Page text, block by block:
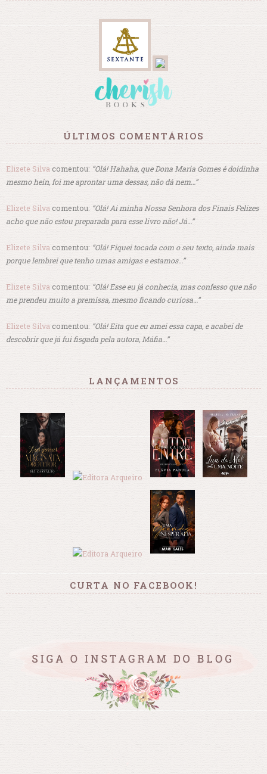
ÚLTIMOS COMENTÁRIOS
Elizete Silva comentou: “Olá! Hahaha, que Dona Maria Gomes é doidinha
mesmo hein, foi me aprontar uma dessas, não dá nem…”
Elizete Silva comentou: “Olá! Ai minha Nossa Senhora dos Finais Felizes
acho que não estou preparada para esse livro não! Já…”
Elizete Silva comentou: “Olá! Fiquei tocada com o seu texto, ainda mais
porque lembrei que tenho umas amigas e estamos…”
Elizete Silva comentou: “Olá! Esse eu já conhecia, mas confesso que não
me prendeu muito a premissa, mesmo ficando curiosa…”
Elizete Silva comentou: “Olá! Eita que eu amei essa capa, e acabei de
descobrir que já fui fisgada pela autora, Máfia…”
LANÇAMENTOS
CURTA NO FACEBOOK!